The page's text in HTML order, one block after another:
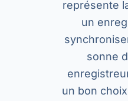
représente
un
sonne
un bon